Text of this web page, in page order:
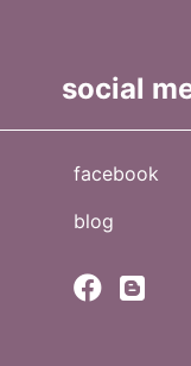
social
facebook
blog